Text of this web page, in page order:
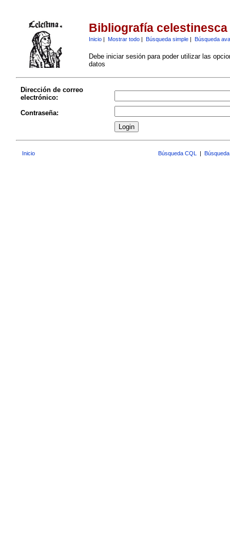
Bibliografía celestinesca
Inicio| Mostrar todo| Búsqueda simple| Búsqueda
Debe iniciar sesión para poder utilizar las
datos
Dirección de correo
electrónico:
Contraseña:
Inicio Búsqueda CQL |